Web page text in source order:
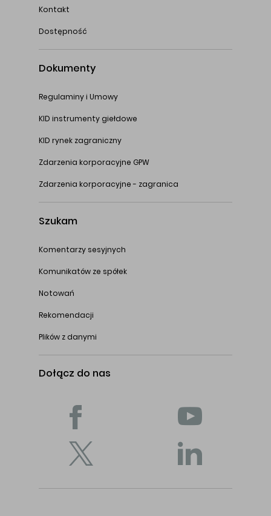
Kontakt
Dostępność
Dokumenty
Regulaminy i Umowy
KID instrumenty giełdowe
KID rynek zagraniczny
Zdarzenia korporacyjne GPW
Zdarzenia korporacyjne - zagranica
Szukam
Komentarzy sesyjnych
Komunikatów ze spółek
Notowań
Rekomendacji
Plików z danymi
Dołącz do nas